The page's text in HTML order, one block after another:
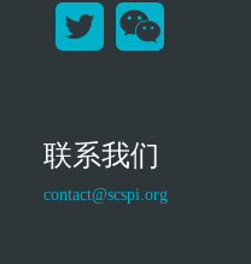
联系我们
contact@scspi.org